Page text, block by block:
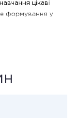
цікаві
формування у
У майбутньому це
громадян.